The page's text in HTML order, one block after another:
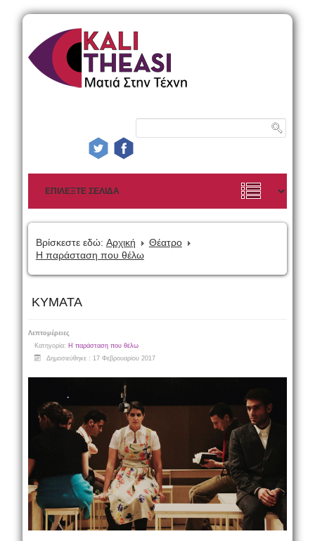
Βρίσκεστε εδώ: Αρχική
Θέατρο
Η παράσταση που θέλω
ΚΥΜΑΤΑ
Λεπτομέρειες
Κατηγορία: Η παράσταση που θέλω
Δημοσιεύθηκε : 17 Φεβρουαρίου 2017